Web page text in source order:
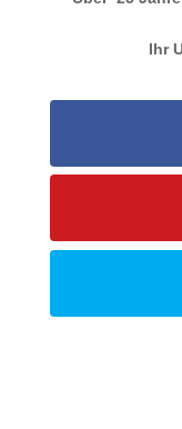
Ihr